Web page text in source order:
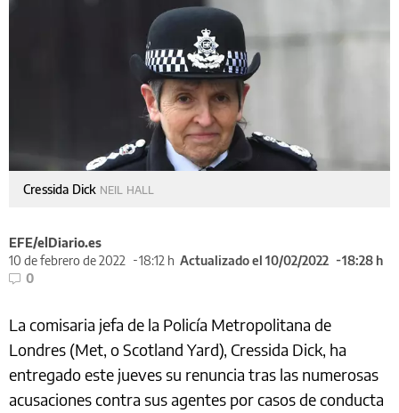
Cressida Dick NEIL HALL
EFE/elDiario.es
10 de febrero de 2022
18:12 h Actualizado el 10/02/2022
18:28 h
0
La comisaria jefa de la Policía Metropolitana de
Londres (Met, o Scotland Yard), Cressida Dick, ha
entregado este jueves su renuncia tras las numerosas
acusaciones contra sus agentes por casos de conducta